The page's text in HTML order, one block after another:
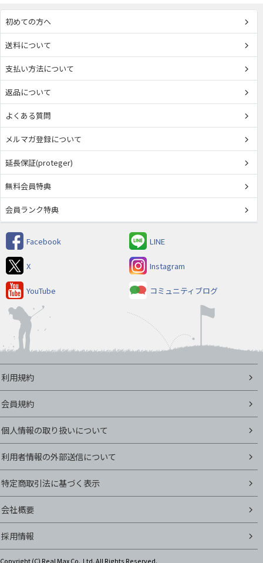
初めての方へ
送料について
支払い方法について
返品について
よくある質問
メルマガ登録について
延長保証(proteger)
無料会員特典
会員ランク特典
Facebook LINE
X Instagram
YouTube コミュニティブログ
利用規約
会員規約
個人情報の取り扱いについて
利用者情報の外部送信について
特定商取引法に基づく表示
会社概要
採用情報
Copyright (C) Real Max Co.,Ltd. All Rights Reserved.